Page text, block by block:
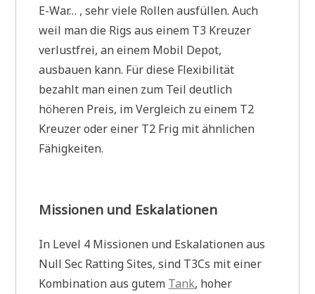
E-War… , sehr viele Rollen ausfüllen. Auch
weil man die Rigs aus einem T3 Kreuzer
verlustfrei, an einem Mobil Depot,
ausbauen kann. Für diese Flexibilität
bezahlt man einen zum Teil deutlich
höheren Preis, im Vergleich zu einem T2
Kreuzer oder einer T2 Frig mit ähnlichen
Fähigkeiten.
Missionen und Eskalationen
In Level 4 Missionen und Eskalationen aus
Null Sec Ratting Sites, sind T3Cs mit einer
Kombination aus gutem Tank, hoher